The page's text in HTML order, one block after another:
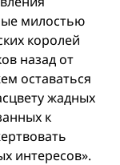
милостью
королей
назад от
оставаться
жадных
к
интересов».